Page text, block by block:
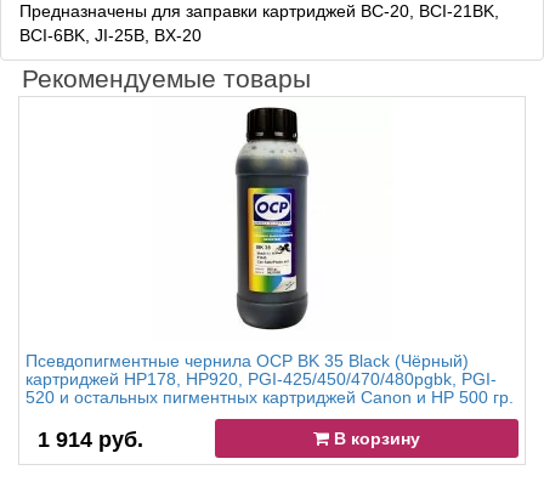
Предназначены для заправки картриджей BC-20, BCI-21BK,
BCI-6BK, JI-25B, BX-20
Рекомендуемые товары
Псевдопигментные чернила OCP BK 35 Black (Чёрный)
картриджей HP178, HP920, PGI-425/450/470/480pgbk, PGI-
520 и остальных пигментных картриджей Canon и HP 500 гр.
1 914 руб. В корзину